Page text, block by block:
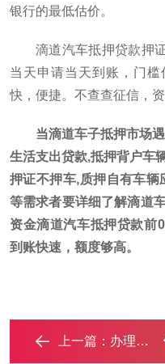
银行的最低估价。
滴道汽车抵押贷款押
当天申请当天到账，门
快，便捷。不查查征信，
当滴道车子抵押市场
生活支出贷款,抵押背户车
押证不押车,质押自有车
等需求者要详细了解滴道
资金滴道汽车抵押贷款前
到账快速，额度够高。
上一篇： 办理滴道车辆抵押贷款，短期应急首选 ...‌